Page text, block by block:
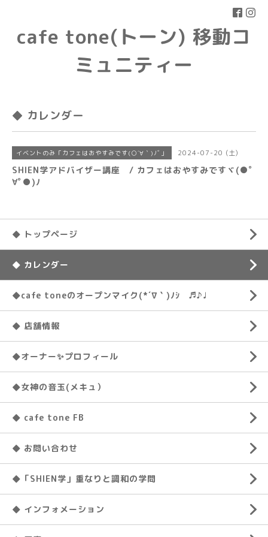
cafe tone(トーン) 移動コ
ミュニティー
◆ カレンダー
イベントのみ「カフェはおやすみです(○´∀｀)ﾉﾞ」 2024-07-20 (土)
SHIEN学アドバイザー講座 / カフェはおやすみですヾ(●ﾟ
∀ﾟ●)ﾉ
◆ トップページ
◆ カレンダー
◆cafe toneのオープンマイク(*´∇｀)ﾉｼ ♬♪♩
◆ 店舗情報
◆オーナー✨プロフィール
◆女神の音玉(メキュ）
◆ cafe tone FB
◆ お問い合わせ
◆「SHIEN学」重なりと調和の学問
◆ インフォメーション